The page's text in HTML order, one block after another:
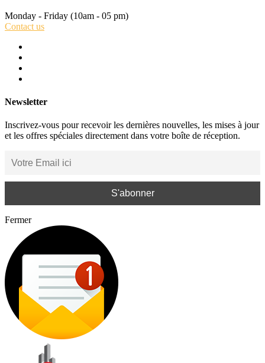
Monday - Friday (10am - 05 pm)
Contact us
Newsletter
Inscrivez-vous pour recevoir les dernières nouvelles, les mises à jour
et les offres spéciales directement dans votre boîte de réception.
Fermer